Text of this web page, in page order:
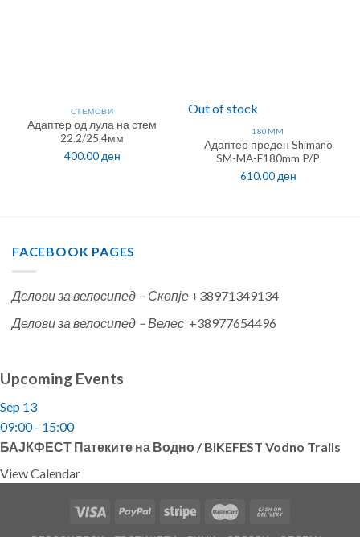
СТЕМОВИ
Адаптер од лула на стем
22.2/25.4мм
400.00ден
Out of stock
180MM
Адаптер преден Shimano
SM-MA-F180mm P/P
610.00ден
FACEBOOK PAGES
Делови за велосипед – Скопје +38971349134
Делови за велосипед – Велес +38977654496
Upcoming Events
Sep 13
09:00- 15:00
БАЈКФЕСТ Патеките на Водно / BIKEFEST Vodno Trails
View Calendar